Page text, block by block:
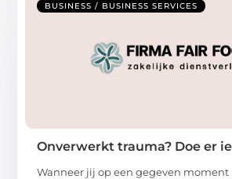
BUSINESS / BUSINESS SERVICES
Onverwerkt trauma? Doe er
Wanneer jij op een gegeven moment